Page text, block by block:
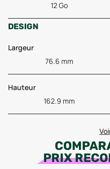
12 Go
DESIGN
Largeur
76.6 mm
Hauteur
162.9 mm
PRIX